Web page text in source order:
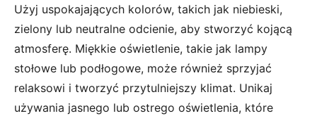
Użyj uspokajających kolorów, takich jak niebieski,
zielony lub neutralne odcienie, aby stworzyć kojącą
atmosferę. Miękkie oświetlenie, takie jak lampy
stołowe lub podłogowe, może również sprzyjać
relaksowi i tworzyć przytulniejszy klimat. Unikaj
używania jasnego lub ostrego oświetlenia, które